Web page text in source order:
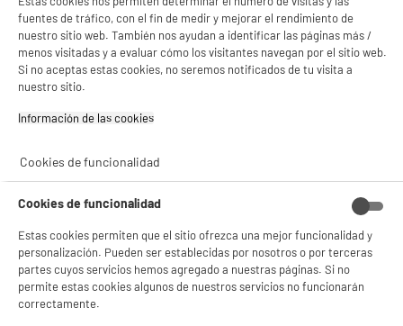
★★★★★
★★★★★
4.8/5(4
compare_product
Pago a
plazos
ELECTROCHOLLOS
Uso : Ofimática
Inalámbrico : Sí
15€94
fuentes de tráfico, con el fin de medir y mejorar el rendimiento de
nuestro sitio web. También nos ayudan a identificar las páginas más /
menos visitadas y a evaluar cómo los visitantes navegan por el sitio web.
Si no aceptas estas cookies, no seremos notificados de tu visita a
nuestro sitio.
Información de las cookies‎
Cookies de funcionalidad
Cookies de funcionalidad
Estas cookies permiten que el sitio ofrezca una mejor funcionalidad y
personalización. Pueden ser establecidas por nosotros o por terceras
partes cuyos servicios hemos agregado a nuestras páginas. Si no
permite estas cookies algunos de nuestros servicios no funcionarán
correctamente.